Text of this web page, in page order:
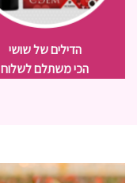
הדילים של שושי
הכי משתלם לשלוח